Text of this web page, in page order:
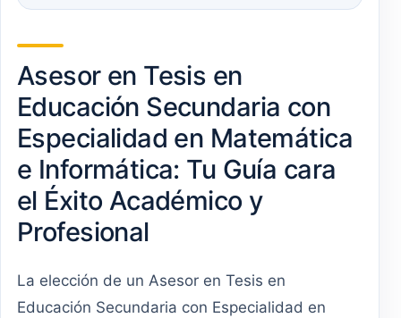
Asesor en Tesis en
Educación Secundaria con
Especialidad en Matemática
e Informática: Tu Guía cara
el Éxito Académico y
Profesional
La elección de un Asesor en Tesis en
Educación Secundaria con Especialidad en